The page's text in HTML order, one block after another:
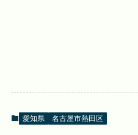
愛知県 名古屋市熱田区